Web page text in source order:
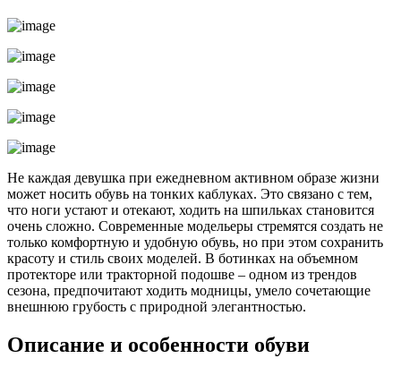
Не каждая девушка при ежедневном активном образе жизни
может носить обувь на тонких каблуках. Это связано с тем,
что ноги устают и отекают, ходить на шпильках становится
очень сложно. Современные модельеры стремятся создать не
только комфортную и удобную обувь, но при этом сохранить
красоту и стиль своих моделей. В ботинках на объемном
протекторе или тракторной подошве – одном из трендов
сезона, предпочитают ходить модницы, умело сочетающие
внешнюю грубость с природной элегантностью.
Описание и особенности обуви